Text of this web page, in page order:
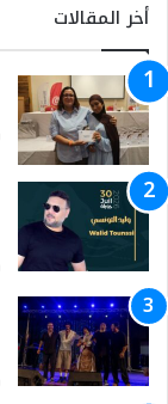
أخر المقالات